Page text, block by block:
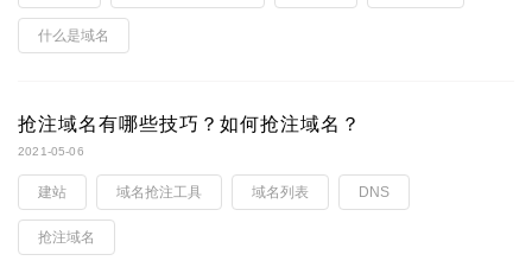
什么是域名
抢注域名有哪些技巧？如何抢注域名？
2021-05-06
建站 域名抢注工具 域名列表 DNS
抢注域名